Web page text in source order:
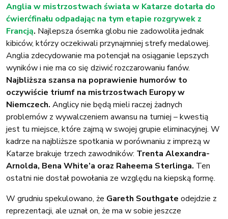
Anglia w mistrzostwach świata w Katarze dotarła do
ćwierćfinału odpadając na tym etapie rozgrywek z
Francją. Najlepsza ósemka globu nie zadowoliła jednak
kibiców, którzy oczekiwali przynajmniej strefy medalowej.
Anglia zdecydowanie ma potencjał na osiąganie lepszych
wyników i nie ma co się dziwić rozczarowaniu fanów.
Najbliższa szansa na poprawienie humorów to
oczywiście triumf na mistrzostwach Europy w
Niemczech. Anglicy nie będą mieli raczej żadnych
problemów z wywalczeniem awansu na turniej – kwestią
jest tu miejsce, które zajmą w swojej grupie eliminacyjnej. W
kadrze na najbliższe spotkania w porównaniu z imprezą w
Katarze brakuje trzech zawodników: Trenta Alexandra-
Arnolda, Bena White’a oraz Raheema Sterlinga. Ten
ostatni nie dostał powołania ze względu na kiepską formę.
W grudniu spekulowano, że Gareth Southgate odejdzie z
reprezentacji, ale uznał on, że ma w sobie jeszcze